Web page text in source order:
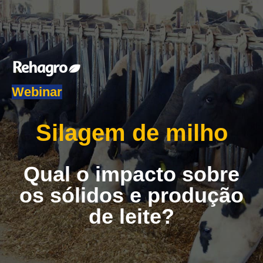
Webinar
Silagem de milho
Qual o impacto sobre
os sólidos e produção
de leite?